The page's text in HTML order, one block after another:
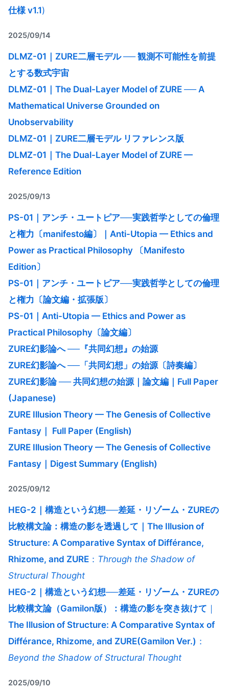
仕様 v1.1)
2025/09/14
DLMZ-01｜ZURE二層モデル ── 観測不可能性を前提
とする数式宇宙
DLMZ-01｜The Dual-Layer Model of ZURE ── A
Mathematical Universe Grounded on
Unobservability
DLMZ-01｜ZURE二層モデル リファレンス版
DLMZ-01｜The Dual-Layer Model of ZURE —
Reference Edition
2025/09/13
PS-01｜アンチ・ユートピア──実践哲学としての倫理
と権力〔manifesto編〕｜Anti-Utopia — Ethics and
Power as Practical Philosophy 〔Manifesto
Edition〕
PS-01｜アンチ・ユートピア──実践哲学としての倫理
と権力〔論文編・拡張版〕
PS-01｜Anti-Utopia — Ethics and Power as
Practical Philosophy〔論文編〕
ZURE幻影論へ ──『共同幻想』の始源
ZURE幻影論へ ──「共同幻想」の始源〔詩奏編〕
ZURE幻影論 ── 共同幻想の始源｜論文編｜Full Paper
(Japanese)
ZURE Illusion Theory — The Genesis of Collective
Fantasy｜ Full Paper (English)
ZURE Illusion Theory — The Genesis of Collective
Fantasy｜Digest Summary (English)
2025/09/12
HEG-2｜構造という幻想──差延・リゾーム・ZUREの
比較構文論：構造の影を透過して｜The Illusion of
Structure: A Comparative Syntax of Différance,
Rhizome, and ZURE ： Through the Shadow of
Structural Thought
HEG-2｜構造という幻想──差延・リゾーム・ZUREの
比較構文論（Gamilon版）：構造の影を突き抜けて ｜
The Illusion of Structure: A Comparative Syntax of
Différance, Rhizome, and ZURE(Gamilon Ver.) ：
Beyond the Shadow of Structural Thought
2025/09/10